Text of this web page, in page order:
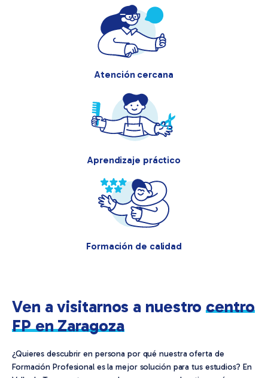
Atención cercana
Aprendizaje práctico
Formación de calidad
Ven a visitarnos a nuestrocentro
FP en Zaragoza
¿Quieres descubrir en persona por qué nuestra oferta de
Formación Profesional es la mejor solución para tus estudios? En